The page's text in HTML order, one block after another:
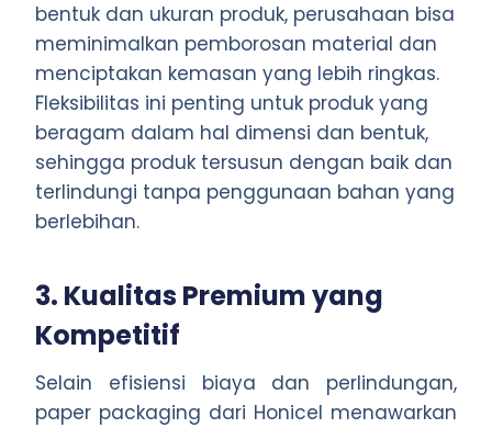
bentuk dan ukuran produk, perusahaan bisa
meminimalkan pemborosan material dan
menciptakan kemasan yang lebih ringkas.
Fleksibilitas ini penting untuk produk yang
beragam dalam hal dimensi dan bentuk,
sehingga produk tersusun dengan baik dan
terlindungi tanpa penggunaan bahan yang
berlebihan.
3. Kualitas Premium yang
Kompetitif
Selain efisiensi biaya dan perlindungan,
paper packaging dari Honicel menawarkan